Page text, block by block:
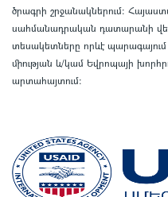
ծրագրի շրջանակներում:
սահմանադրական դատարանի
տեսակետները որևէ
միության և/կամ Եվրոպայի
արտահայտում: